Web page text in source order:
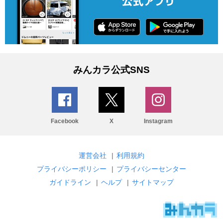
みんカラ公式SNS
Facebook X Instagram
運営会社 | 利用規約
プライバシーポリシー
| プライバシーセンター
ガイドライン
| ヘルプ | サイトマップ